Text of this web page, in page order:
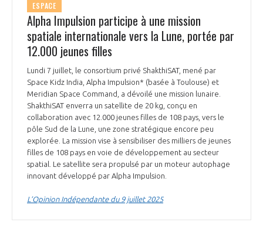
ESPACE
Alpha Impulsion participe à une mission
spatiale internationale vers la Lune, portée par
12.000 jeunes filles
Lundi 7 juillet, le consortium privé ShakthiSAT, mené par
Space Kidz India, Alpha Impulsion* (basée à Toulouse) et
Meridian Space Command, a dévoilé une mission lunaire.
ShakthiSAT enverra un satellite de 20 kg, conçu en
collaboration avec 12.000 jeunes filles de 108 pays, vers le
pôle Sud de la Lune, une zone stratégique encore peu
explorée. La mission vise à sensibiliser des milliers de jeunes
filles de 108 pays en voie de développement au secteur
spatial. Le satellite sera propulsé par un moteur autophage
innovant développé par Alpha Impulsion.
L’Opinion Indépendante du 9 juillet 2025